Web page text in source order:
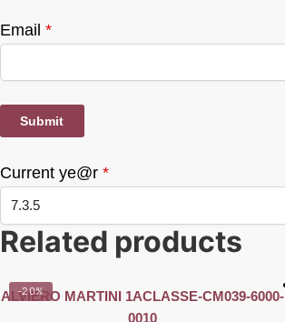
Email *
Current ye@r *
Related products
-20%
ALVIERO MARTINI 1ACLASSE-CM039-6000-
0010